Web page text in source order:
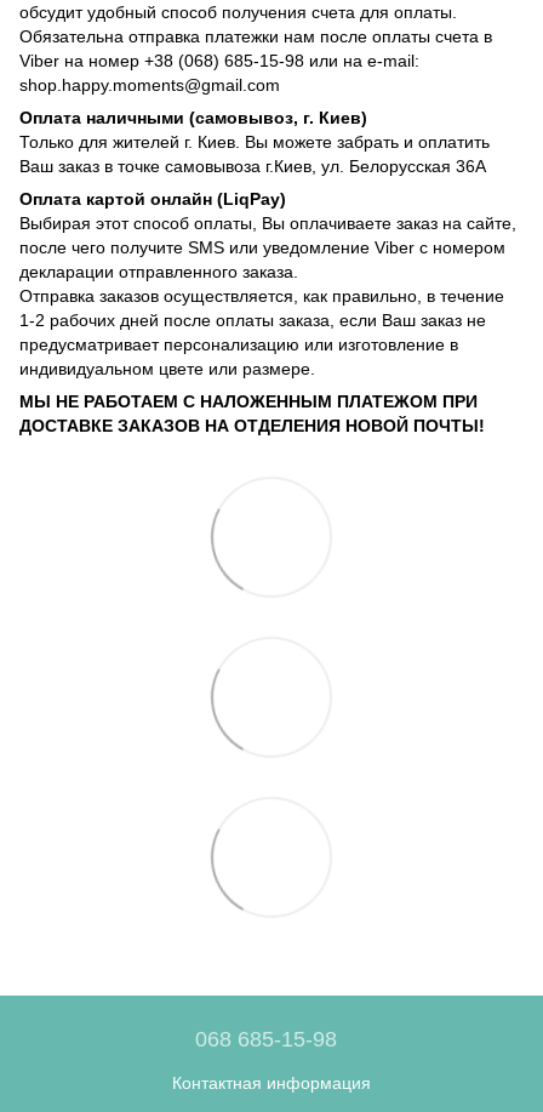
обсудит удобный способ получения счета для оплаты.
Обязательна отправка платежки нам после оплаты счета в
Viber на номер +38 (068) 685-15-98 или на e-mail:
shop.happy.moments@gmail.com
Оплата наличными (самовывоз, г. Киев)
Только для жителей г. Киев. Вы можете забрать и оплатить
Ваш заказ в точке самовывоза г.Киев, ул. Белорусская 36А
Оплата картой онлайн (LiqPay)
Выбирая этот способ оплаты, Вы оплачиваете заказ на сайте,
после чего получите SMS или уведомление Viber с номером
декларации отправленного заказа.
Отправка заказов осуществляется, как правильно, в течение
1-2 рабочих дней после оплаты заказа, если Ваш заказ не
предусматривает персонализацию или изготовление в
индивидуальном цвете или размере.
МЫ НЕ РАБОТАЕМ С НАЛОЖЕННЫМ ПЛАТЕЖОМ ПРИ
ДОСТАВКЕ ЗАКАЗОВ НА ОТДЕЛЕНИЯ НОВОЙ ПОЧТЫ!
068 685-15-98
Контактная информация